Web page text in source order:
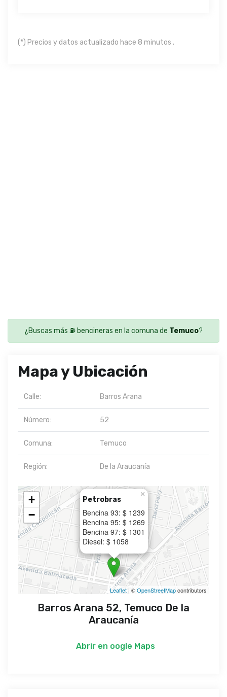
(*) Precios y datos actualizado hace 8 minutos .
¿Buscas más ⛽ bencineras en la comuna de Temuco?
Mapa y Ubicación
Calle: Barros Arana
Número: 52
Comuna: Temuco
Región: De la Araucanía
Petrobras
Bencina 93: $ 1239
Bencina 95: $ 1269
Bencina 97: $ 1301
Diesel: $ 1058
×
+
−
Leaflet | ©OpenStreetMapcontributors
Barros Arana 52, Temuco De la
Araucanía
Abrir en oogle Maps